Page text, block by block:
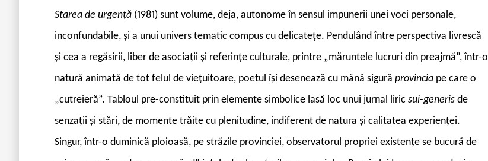
Starea de urgență (1981) sunt volume, deja, autonome în sensul impunerii unei voci personale,
inconfundabile, și a unui univers tematic compus cu delicatețe. Pendulând între perspectiva livrescă
și cea a regăsirii, liber de asociații și referințe culturale, printre „măruntele lucruri din preajmă”, într-o
natură animată de tot felul de viețuitoare, poetul își desenează cu mână sigură provincia pe care o
„cutreieră”. Tabloul pre-constituit prin elemente simbolice lasă loc unui jurnal liric sui-generis de
senzații și stări, de momente trăite cu plenitudine, indiferent de natura și calitatea experienței.
Singur, într-o duminică ploioasă, pe străzile provinciei, observatorul propriei existențe se bucură de